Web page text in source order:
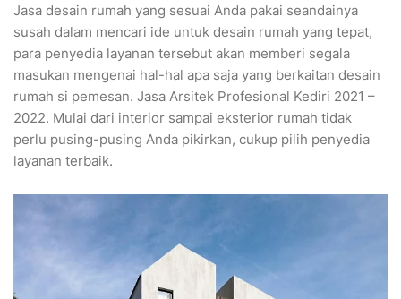
Jasa desain rumah yang sesuai Anda pakai seandainya
susah dalam mencari ide untuk desain rumah yang tepat,
para penyedia layanan tersebut akan memberi segala
masukan mengenai hal-hal apa saja yang berkaitan desain
rumah si pemesan. Jasa Arsitek Profesional Kediri 2021 –
2022. Mulai dari interior sampai eksterior rumah tidak
perlu pusing-pusing Anda pikirkan, cukup pilih penyedia
layanan terbaik.